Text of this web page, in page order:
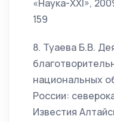
«Наука-XXI»,
159
8. Туаева Б.В.
национальных
России:
Известия